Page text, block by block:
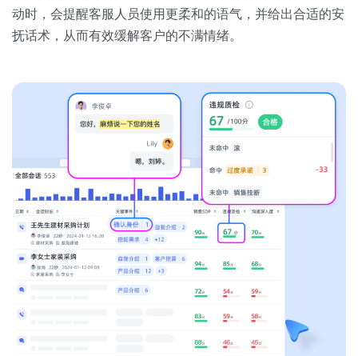
交易跟进
动时，会提醒客服人员使用更柔和的语气，并给出合适的安
抚话术，从而有效缓解客户的不满情绪。